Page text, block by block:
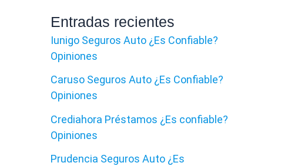
Entradas recientes
Iunigo Seguros Auto ¿Es Confiable?
Opiniones
Caruso Seguros Auto ¿Es Confiable?
Opiniones
Crediahora Préstamos ¿Es confiable?
Opiniones
Prudencia Seguros Auto ¿Es